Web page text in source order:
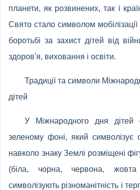
планети, як розвинених, так і
Свято стало символом
боротьбі за захист дітей від
здоров'я, виховання і освіти.
Традиції та символи
дітей
У Міжнародного дня
зеленому фоні, який символізує
навколо знаку Землі розміщені
(біла, чорна, червона,
символізують різноманітність і